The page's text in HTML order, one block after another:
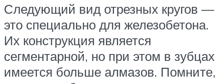
Следующий вид отрезных кругов —
это специально для железобетона.
Их конструкция является
сегментарной, но при этом в зубцах
имеется больше алмазов. Помните,